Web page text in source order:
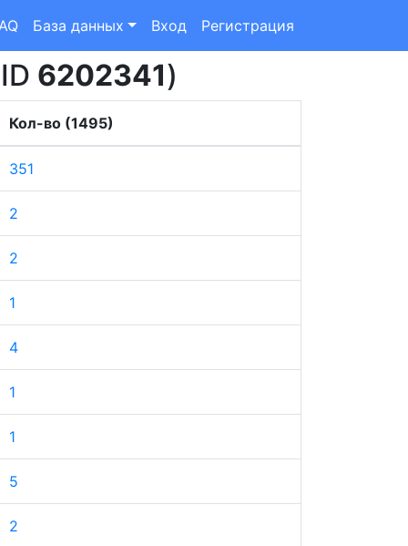
База данных Вход Регистрация
6202341)
Кол-во (1495)
351
2
2
1
4
1
1
5
2